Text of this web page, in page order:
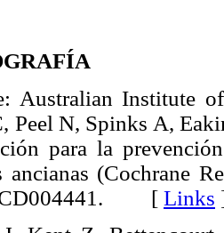
Australian Institute
Peel N, Spinks A,
para la
ancianas (Cochrane
CD004441. [ Links